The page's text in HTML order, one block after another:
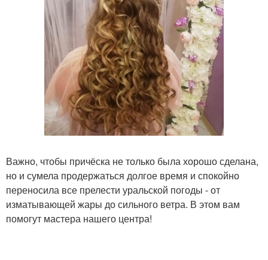
Важно, чтобы причёска не только была хорошо сделана,
но и сумела продержаться долгое время и спокойно
переносила все прелести уральской погоды - от
изматывающей жары до сильного ветра. В этом вам
помогут мастера нашего центра!